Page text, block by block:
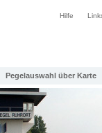
Hilfe
Pegelauswahl über Karte